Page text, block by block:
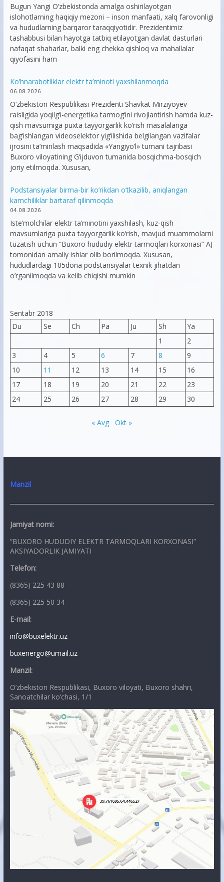
Bugun Yangi O‘zbekistonda amalga oshirilayotgan
islohotlarning haqiqiy mezoni – inson manfaati, xalq farovonligi
va hududlarning barqaror taraqqiyotidir. Prezidentimiz
tashabbusi bilan hayotga tatbiq etilayotgan davlat dasturlari
nafaqat shaharlar, balki eng chekka qishloq va mahallalar
qiyofasini ham
Ko’hnarabotliklar elektr ta’minoti yaxshilanmoqda
06.08.2026
O‘zbekiston Respublikasi Prezidenti Shavkat Mirziyoyev
raisligida yoqilg‘i-energetika tarmog‘ini rivojlantirish hamda kuz-
qish mavsumiga puxta tayyorgarlik ko‘rish masalalariga
bag‘ishlangan videoselektor yig‘ilishida belgilangan vazifalar
ijrosini ta’minlash maqsadida «Yangiyo‘l» tumani tajribasi
Buxoro viloyatining G‘ijduvon tumanida bosqichma-bosqich
joriy etilmoqda. Xususan,
Podstansiyalar birma-bir ko’rikdan o’tkazilib, aniqlangan
kamchiliklar bartaraf qilinmoqda
04.08.2026
Iste’molchilar elektr ta’minotini yaxshilash, kuz-qish
mavsumlariga puxta tayyorgarlik ko‘rish, mavjud muammolarni
tuzatish uchun “Buxoro hududiy elektr tarmoqlari korxonasi” AJ
tomonidan amaliy ishlar olib borilmoqda. Xususan,
hududlardagi 105dona podstansiyalar texnik jihatdan
o’rganilmoqda va kelib chiqishi mumkin
Sentabr 2018
Du
Se Ch Pa Ju Sh
Ya
1
2
3
4 5 6 7 8
9
10
11 12 13 14 15
16
17
18 19 20 21 22
23
24
25 26 27 28 29 30
« Avg Okt »
Manzil
Jamiyat nomi:
“BUXORO HUDUDIY ELEKTR TARMOQLARI KORXONASI”
AKSIYADORLIK JAMIYATI
Telefon:
(8365) 225 43 88
(8365) 225 50 34
E-mail:
info@buxelektr.uz
buxenergo@umail.uz
Manzil:
O’zbekiston Respublikasi, Buxoro viloyati, Buxoro shahri,
Sanoatchilar ko’chasi, 1/1